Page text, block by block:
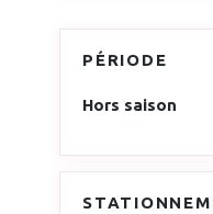
PÉRIODE
Hors saison